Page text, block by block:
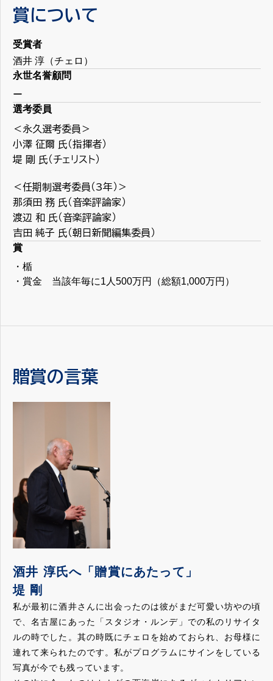
賞について
受賞者
酒井 淳（チェロ）
永世名誉顧問
ー
選考委員
＜永久選考委員＞
小澤 征爾 氏（指揮者）
堤 剛 氏（チェリスト）
＜任期制選考委員（3年）＞
那須田 務 氏（音楽評論家）
渡辺 和 氏（音楽評論家）
吉田 純子 氏（朝日新聞編集委員）
賞
・楯
・賞金 当該年毎に1人500万円（総額1,000万円）
贈賞の言葉
酒井 淳氏へ「贈賞にあたって」
堤 剛
私が最初に酒井さんに出会ったのは彼がまだ可愛い坊やの頃
で、名古屋にあった「スタジオ・ルンデ」での私のリサイタ
ルの時でした。其の時既にチェロを始めておられ、お母様に
連れて来られたのです。私がプログラムにサインをしている
写真が今でも残っています。